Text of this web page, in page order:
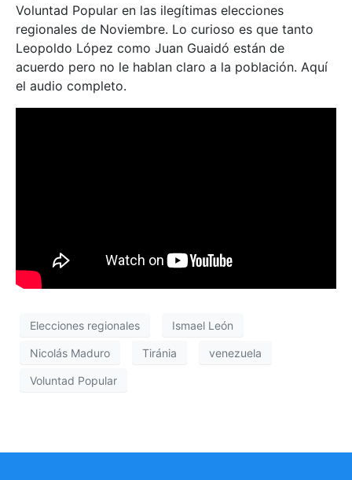
Voluntad Popular en las ilegítimas elecciones
regionales de Noviembre. Lo curioso es que tanto
Leopoldo López como Juan Guaidó están de
acuerdo pero no le hablan claro a la población. Aquí
el audio completo.
Elecciones regionales Ismael León
Nicolás Maduro Tiránia venezuela
Voluntad Popular